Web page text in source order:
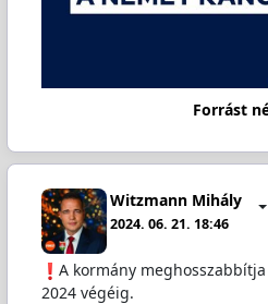
Forrást
Witzmann Mihály
2024. 06. 21. 18:46
A kormány
2024 végéig.